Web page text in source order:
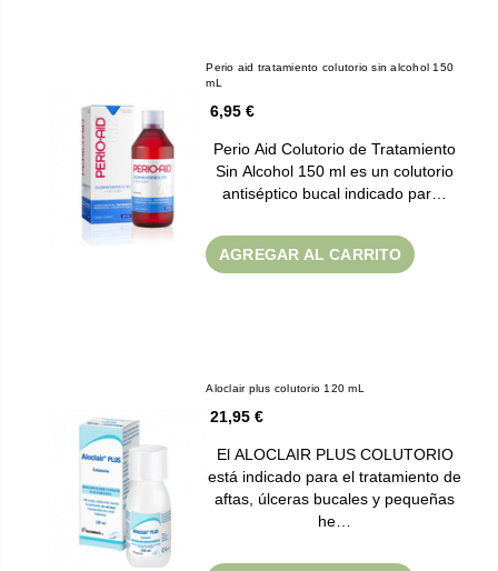
Perio aid tratamiento colutorio sin alcohol 150
mL
6,95 €
Perio Aid Colutorio de Tratamiento
Sin Alcohol 150 ml es un colutorio
antiséptico bucal indicado par…
AGREGAR AL CARRITO
Aloclair plus colutorio 120 mL
21,95 €
El ALOCLAIR PLUS COLUTORIO
está indicado para el tratamiento de
aftas, úlceras bucales y pequeñas
he…